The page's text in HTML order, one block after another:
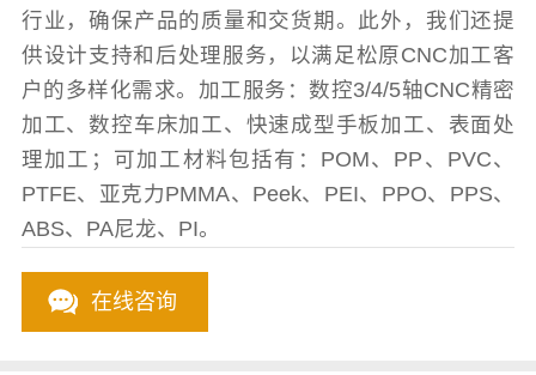
行业，确保产品的质量和交货期。此外，我们还提
供设计支持和后处理服务，以满足松原CNC加工客
户的多样化需求。加工服务：数控3/4/5轴CNC精密
加工、数控车床加工、快速成型手板加工、表面处
理加工；可加工材料包括有：POM、PP、PVC、
PTFE、亚克力PMMA、Peek、PEI、PPO、PPS、
ABS、PA尼龙、PI。
在线咨询